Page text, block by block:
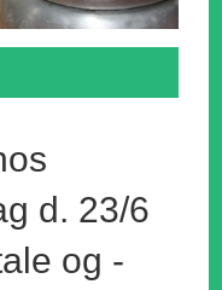
d. 23/6
og -